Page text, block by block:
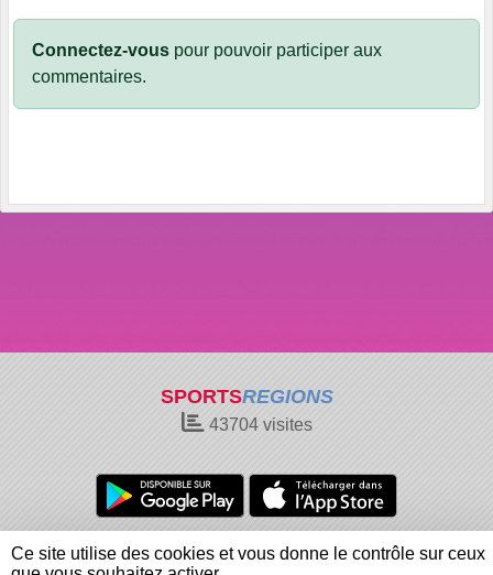
Connectez-vous pour pouvoir participer aux
commentaires.
SPORTSREGIONS
43704visites
Charte cookies
Gestion des cookies
Informations légales
Signaler un contenu inapproprié
Ce site utilise des cookies et vous donne le contrôle sur ceux